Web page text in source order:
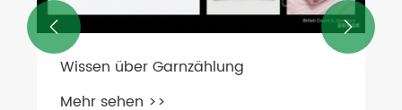
 